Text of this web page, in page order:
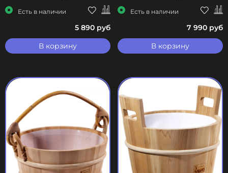
Есть в наличии
5 890 руб
В корзину
Есть в наличии
7 990 руб
В корзину